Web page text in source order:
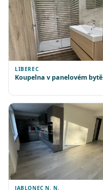
LIBEREC
Koupelna v panelovém bytě
JABLONEC N. N.